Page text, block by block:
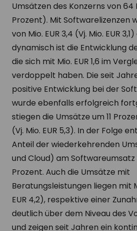
Umsätzen des Konzerns von 64
Prozent). Mit Softwarelizenzen
von Mio. EUR 3,4 (Vj. Mio. EUR
dynamisch ist die Entwicklung
die sich mit Mio. EUR 1,6 im
verdoppelt haben. Die seit
positive Entwicklung bei der
wurde ebenfalls erfolgreich
stiegen die Umsätze um 11
(Vj. Mio. EUR 5,3). In der Folge
Anteil der wiederkehrenden
und Cloud) am Softwareumsatz
Prozent. Auch die Umsätze mit
Beratungsleistungen liegen mit
EUR 4,2), respektive einer
deutlich über dem Niveau des
und zeigen seit Jahren ein